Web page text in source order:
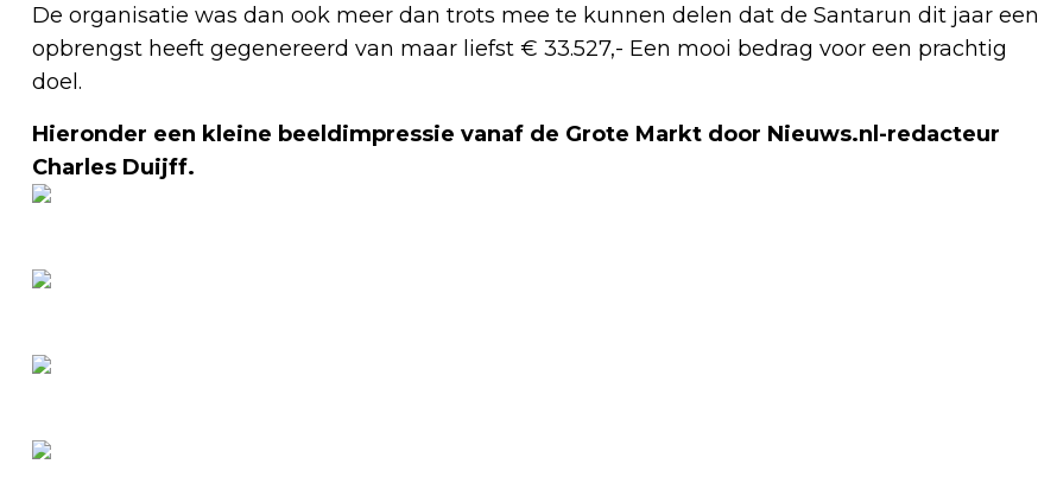
De organisatie was dan ook meer dan trots mee te kunnen delen dat de Santarun dit jaar een
opbrengst heeft gegenereerd van maar liefst € 33.527,- Een mooi bedrag voor een prachtig
doel.
Hieronder een kleine beeldimpressie vanaf de Grote Markt door Nieuws.nl-redacteur
Charles Duijff.